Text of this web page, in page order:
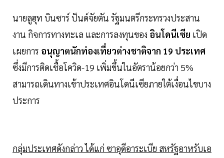
นายลูฮุท บินซาร์ ปันด์จัยตัน รัฐมนตรีกระทรวงประสาน
งาน กิจการทางทะเล และการลงทุนของ อินโดนีเซีย เปิด
เผยการ อนุญาตนักท่องเที่ยวต่างชาติจาก 19 ประเทศ
ซึ่งมีการติดเชื้อโควิด-19 เพิ่มขึ้นในอัตราน้อยกว่า 5%
สามารถเดินทางเข้าประเทศอินโดนีเซียภายใต้เงื่อนไขบาง
ประการ
กลุ่มประเทศดังกล่าว ได้แก่ ซาอุดีอาระเบีย สหรัฐอาหรับเอ